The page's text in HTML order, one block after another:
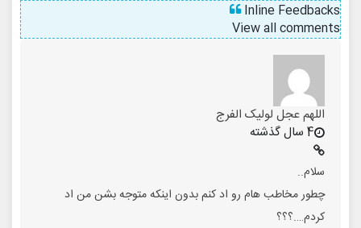
Inline Feedbacks
View all comments
اللهم عجل لولیک الفرج
4 سال گذشته
سلام..
چطور مخاطب هام رو اد کنم بدون اینکه متوجه بشن من اد
کردم….؟؟؟